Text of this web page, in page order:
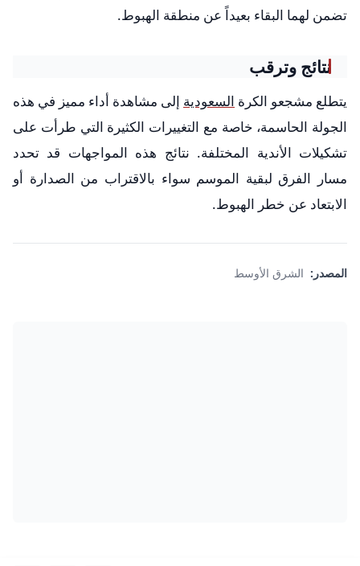
تضمن لهما البقاء بعيداً عن منطقة الهبوط.
نتائج وترقب
يتطلع مشجعو الكرة السعودية إلى مشاهدة أداء مميز في هذه
الجولة الحاسمة، خاصة مع التغييرات الكثيرة التي طرأت على
تشكيلات الأندية المختلفة. نتائج هذه المواجهات قد تحدد
مسار الفرق لبقية الموسم سواء بالاقتراب من الصدارة أو
الابتعاد عن خطر الهبوط.
المصدر: الشرق الأوسط